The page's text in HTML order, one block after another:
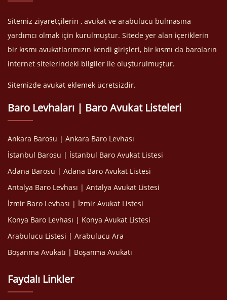
Sitemiz ziyaretçilerin , avukat ve arabulucu bulmasına
yardımcı olmak için kurulmuştur. Sitede yer alan içeriklerin
bir kısmı avukatlarımızın kendi girişleri, bir kısmı da baroların
internet sitelerindeki bilgiler ile oluşturulmuştur.
Sitemizde avukat eklemek ücretsizdir.
Baro Levhaları | Baro Avukat Listeleri
Ankara Barosu | Ankara Baro Levhası
İstanbul Barosu | İstanbul Baro Avukat Listesi
Adana Barosu | Adana Baro Avukat Listesi
Antalya Baro Levhası | Antalya Avukat Listesi
İzmir Baro Levhası | İzmir Avukat Listesi
Konya Baro Levhası | Konya Avukat Listesi
Arabulucu Listesi | Arabulucu Ara
Boşanma Avukatı | Boşanma Avukatı
Faydalı Linkler